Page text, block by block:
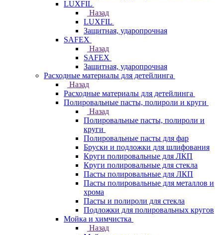
LUXFIL
Назад
LUXFIL
Защитная, ударопрочная
SAFEX
Назад
SAFEX
Защитная, ударопрочная
Расходные материалы для детейлинга
Назад
Расходные материалы для детейлинга
Полировальные пасты, полироли и круги
Назад
Полировальные пасты, полироли и
круги
Полировальные пасты для фар
Бруски и подложки для шлифования
Круги полировальные для ЛКП
Круги полировальные для стекла
Пасты полировальные для ЛКП
Пасты полировальные для металлов и
хрома
Пасты и полироли для стекла
Подложки для полировальных кругов
Мойка и химчистка
Назад